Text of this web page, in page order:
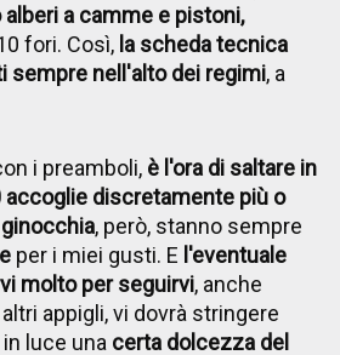
a camme e pistoni,
fori. Così, la scheda tecnica
sempre nell'alto dei regimi, a
i preamboli, è l'ora di saltare in
accoglie discretamente più o
ginocchia, però, stanno sempre
per i miei gusti. E l'eventuale
molto per seguirvi, anche
appigli, vi dovrà stringere
luce una certa dolcezza del